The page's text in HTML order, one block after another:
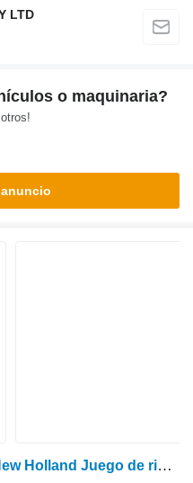
LTD
o maquinaria?
Transmission Shift Rail Set New Holland Juego de rieles de cambio de transmisión Tm120, Tm130 5164809, 5164814, 51800 para New Holland Tm120, Tm130 tractor de ruedas